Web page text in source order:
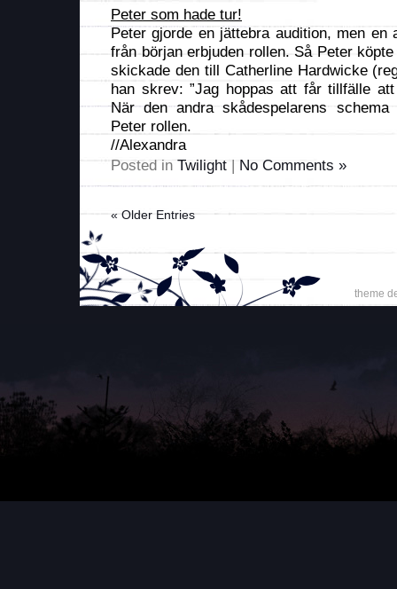
Peter som hade tur!
Peter gjorde en jättebra audition, men en
från början erbjuden rollen. Så Peter
skickade den till Catherline Hardwicke
han skrev: ”Jag hoppas att får tillfälle att
När den andra skådespelarens
Peter rollen.
//Alexandra
Posted in Twilight | No Comments »
« Older Entries
theme